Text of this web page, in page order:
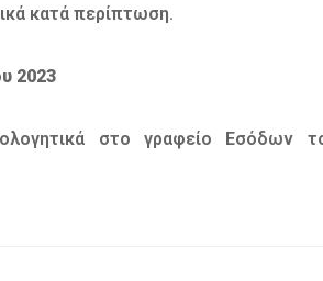
κατά περίπτωση.
2023
στο γραφείο Εσόδων